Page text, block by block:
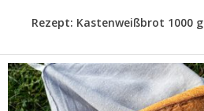
Rezept: Kastenweißbrot 1000 g